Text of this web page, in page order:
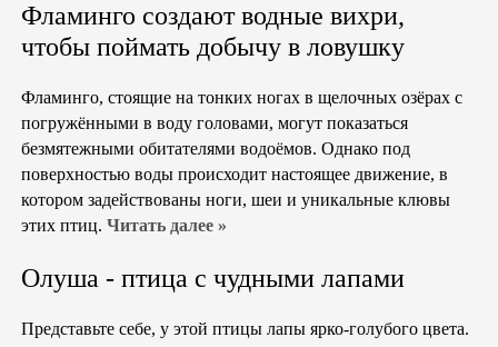
Фламинго создают водные вихри,
чтобы поймать добычу в ловушку
Фламинго, стоящие на тонких ногах в щелочных озёрах с
погружёнными в воду головами, могут показаться
безмятежными обитателями водоёмов. Однако под
поверхностью воды происходит настоящее движение, в
котором задействованы ноги, шеи и уникальные клювы
этих птиц. Читать далее »
Олуша - птица с чудными лапами
Представьте себе, у этой птицы лапы ярко-голубого цвета.